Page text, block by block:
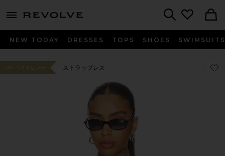
menu - shows more content
NEW TODAY DRESSES TOPS SHOES SWIMSUITS
#55 ベストセラー ストラップレス お気
お気